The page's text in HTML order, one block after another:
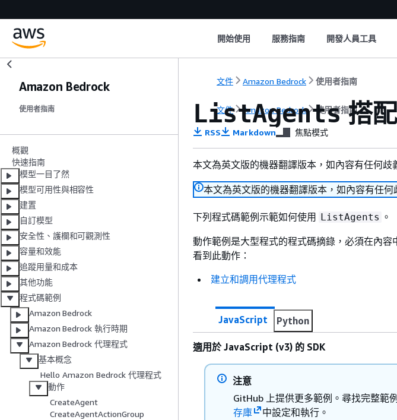
開始使用 服務指南 開發人員工具
Amazon Bedrock
使用者指南
概觀
快速指南
模型一目了然
模型可用性與相容性
建置
自訂模型
安全性、護欄和可觀測性
容量和效能
追蹤用量和成本
其他功能
程式碼範例
Amazon Bedrock
Amazon Bedrock 執行時期
Amazon Bedrock 代理程式
基本概念
Hello Amazon Bedrock 代理程式
動作
CreateAgent
CreateAgentActionGroup
文件 Amazon Bedrock 使用者指南
文件 Amazon Bedrock 使用者指南
ListAgents搭配
RSS Markdown 焦點模式
本文為英文版的機器翻譯版本，如內容有任何歧
本文為英文版的機器翻譯版本，如內容有任
下列程式碼範例示範如何使用 ListAgents 。
動作範例是大型程式的程式碼摘錄，必須在內
看到此動作：
建立和調用代理程式
JavaScript Python
適用於 JavaScript (v3) 的 SDK
注意
GitHub 上提供更多範例。尋找完整範
存庫
中設定和執行。